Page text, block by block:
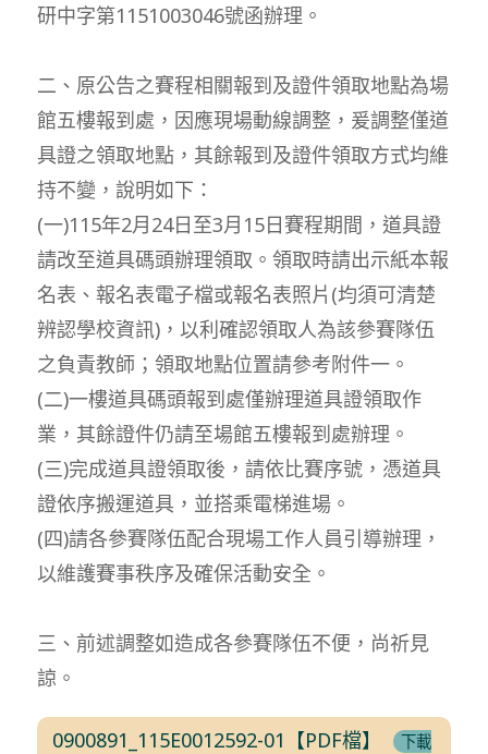
研中字第1151003046號函辦理。
二、原公告之賽程相關報到及證件領取地點為場
館五樓報到處，因應現場動線調整，爰調整僅道
具證之領取地點，其餘報到及證件領取方式均維
持不變，說明如下：
(一)115年2月24日至3月15日賽程期間，道具證
請改至道具碼頭辦理領取。領取時請出示紙本報
名表、報名表電子檔或報名表照片(均須可清楚
辨認學校資訊)，以利確認領取人為該參賽隊伍
之負責教師；領取地點位置請參考附件一。
(二)一樓道具碼頭報到處僅辦理道具證領取作
業，其餘證件仍請至場館五樓報到處辦理。
(三)完成道具證領取後，請依比賽序號，憑道具
證依序搬運道具，並搭乘電梯進場。
(四)請各參賽隊伍配合現場工作人員引導辦理，
以維護賽事秩序及確保活動安全。
三、前述調整如造成各參賽隊伍不便，尚祈見
諒。
0900891_115E0012592-01【PDF檔】
下載